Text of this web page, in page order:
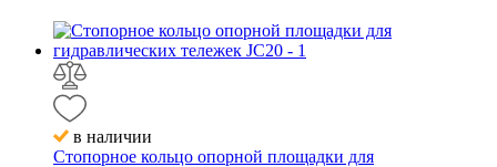
в наличии
Стопорное кольцо опорной площадки для